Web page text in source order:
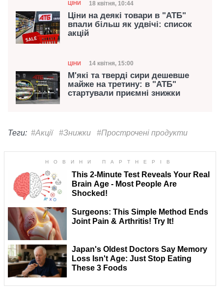
Категорія
ЦІНИ Дата публікації
18 квітня, 10:44
Ціни на деякі товари в "АТБ"
впали більш як удвічі: список
акцій
Категорія
ЦІНИ Дата публікації
14 квітня, 15:00
М'які та тверді сири дешевше
майже на третину: в "АТБ"
стартували приємні знижки
Теги: #Акції #Знижки #Прострочені продукти